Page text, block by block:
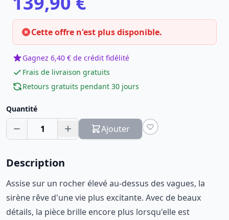
Cette offre n'est plus disponible.
Gagnez 6,40 € de crédit fidélité
Frais de livraison gratuits
Retours gratuits pendant 30 jours
Quantité
1 Ajouter
Description
Assise sur un rocher élevé au-dessus des vagues, la
sirène rêve d'une vie plus excitante. Avec de beaux
détails, la pièce brille encore plus lorsqu'elle est